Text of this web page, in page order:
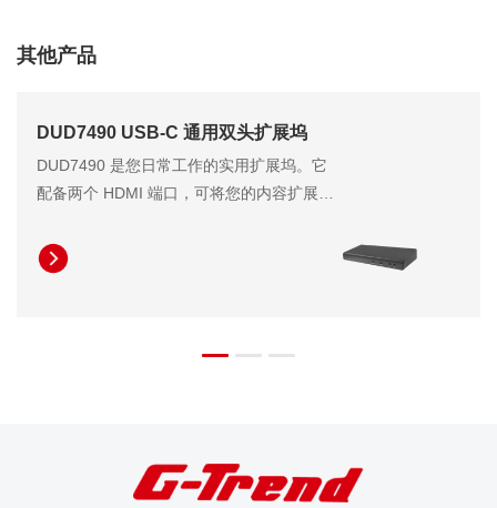
其他产品
DUD7490 USB-C 通用双头扩展坞
DUD7490 是您日常工作的实用扩展坞。它
配备两个 HDMI 端口，可将您的内容扩展至
分辨率显示器。它同时提供高达 96W 的笔
记本电脑充电功率，无需笨重的笔记本电脑
USB-C 端口，可轻松连接您的各种 USB 设
环境中提高生产力和性能的可靠解决方案。